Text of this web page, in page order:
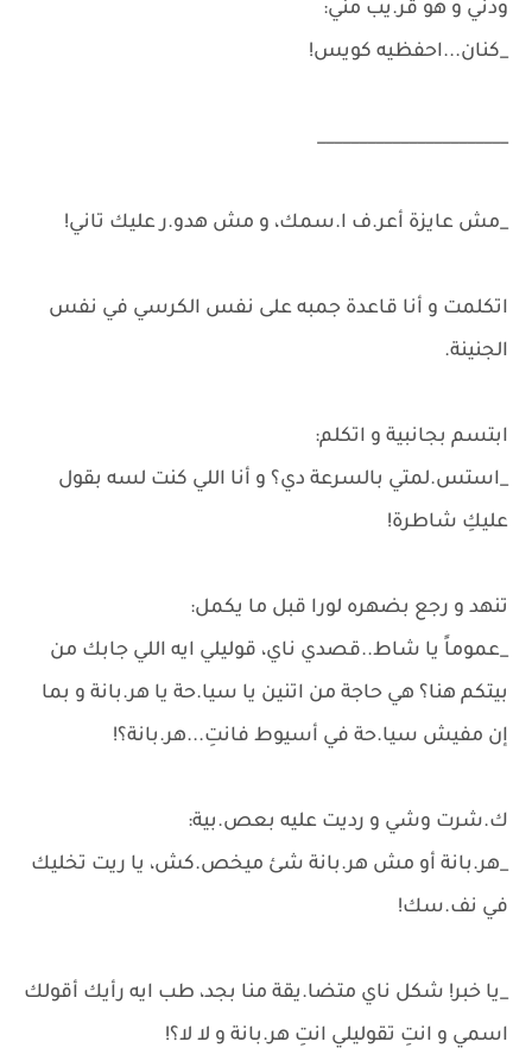
ودني و هو قر.يب مني:
_كنان...احفظيه كويس!
_______________________
_مش عايزة أعر.ف ا.سمك، و مش هدو.ر عليك تاني!
اتكلمت و أنا قاعدة جمبه على نفس الكرسي في نفس
الجنينة.
ابتسم بجانبية و اتكلم:
_استس.لمتي بالسرعة دي؟ و أنا اللي كنت لسه بقول
عليكِ شاطرة!
تنهد و رجع بضهره لورا قبل ما يكمل:
_عموماً يا شاط..قصدي ناي، قوليلي ايه اللي جابك من
بيتكم هنا؟ هي حاجة من اتنين يا سيا.حة يا هر.بانة و بما
إن مفيش سيا.حة في أسيوط فانتِ...هر.بانة؟!
ك.شرت وشي و رديت عليه بعص.بية:
_هر.بانة أو مش هر.بانة شئ ميخص.كش، يا ريت تخليك
في نف.سك!
_يا خبر! شكل ناي متضا.يقة منا بجد، طب ايه رأيك أقولك
اسمي و انتِ تقوليلي انتِ هر.بانة و لا لا؟!